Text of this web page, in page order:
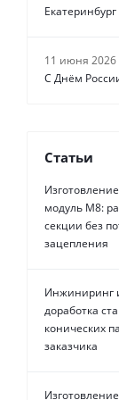
11 июня 2026
С Днём
Статьи
модуль М8:
секции без
зацепления
Инжиниринг
доработка
конических
заказчика